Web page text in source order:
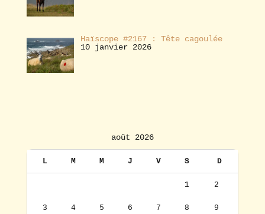
Haïscope #2167 : Tête cagoulée
10 janvier 2026
août 2026
L M M J V S D
1 2
3 4 5 6 7 8 9